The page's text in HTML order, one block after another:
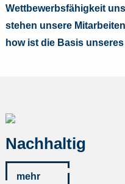
Wettbewerbsfähigkeit
stehen unsere
how ist die Basis
Nachhaltig
mehr